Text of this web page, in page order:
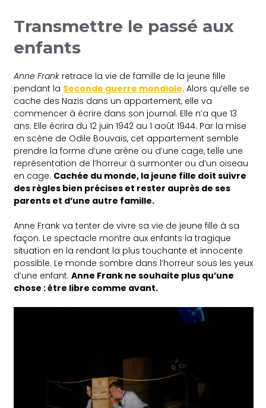
Transmettre le passé aux
enfants
Anne Frank retrace la vie de famille de la jeune fille
pendant la Seconde guerre mondiale. Alors qu’elle se
cache des Nazis dans un appartement, elle va
commencer à écrire dans son journal. Elle n’a que 13
ans. Elle écrira du 12 juin 1942 au 1 août 1944. Par la mise
en scène de Odile Bouvais, cet appartement semble
prendre la forme d’une arène ou d’une cage, telle une
représentation de l’horreur à surmonter ou d’un oiseau
en cage. Cachée du monde, la jeune fille doit suivre
des règles bien précises et rester auprès de ses
parents et d’une autre famille.
Anne Frank va tenter de vivre sa vie de jeune fille à sa
façon. Le spectacle montre aux enfants la tragique
situation en la rendant la plus touchante et innocente
possible. Le monde sombre dans l’horreur sous les yeux
d’une enfant.Anne Frank ne souhaite plus qu’une
chose : être libre comme avant.